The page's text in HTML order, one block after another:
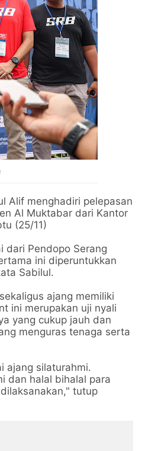
Alif menghadiri pelepasan
Al Muktabar dari Kantor
(25/11)
dari Pendopo Serang
ini diperuntukkan
Sabilul.
ajang memiliki
ini merupakan uji nyali
yang cukup jauh dan
menguras tenaga serta
ajang silaturahmi.
dan halal bihalal para
tutup